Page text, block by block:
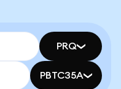
PRQ
PBTC35A